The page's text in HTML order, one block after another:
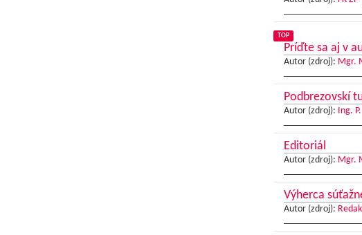
TOP
Príďte sa aj v
Autor (zdroj): Mgr.
Podbrezovskí
Autor (zdroj): Ing.
Editoriál
Autor (zdroj): Mgr.
Výherca
Autor (zdroj):